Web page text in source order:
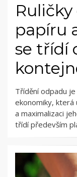
papíru
se třídí
Třídění odpadu
ekonomiky, která
a maximalizaci
třídí především